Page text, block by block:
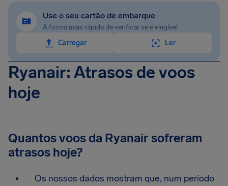
Use o seu cartão de embarque
A forma mais rápida de verificar se é elegível
Carregar
Ler
Ryanair: Atrasos de voos
hoje
Quantos voos da Ryanair sofreram
atrasos hoje?
Os nossos dados mostram que, num período